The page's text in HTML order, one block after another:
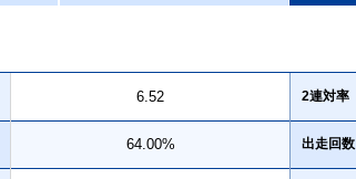
6.52 2連対率
64.00% 出走回数